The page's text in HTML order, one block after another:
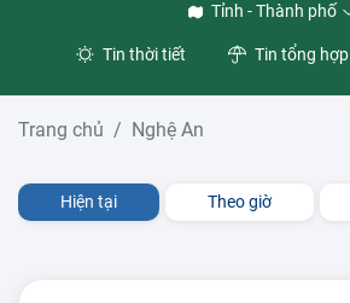
Tỉnh - Thành phố
Tin thời tiết Tin tổng hợp
Trang chủ Nghệ An
Hiện tại Theo giờ